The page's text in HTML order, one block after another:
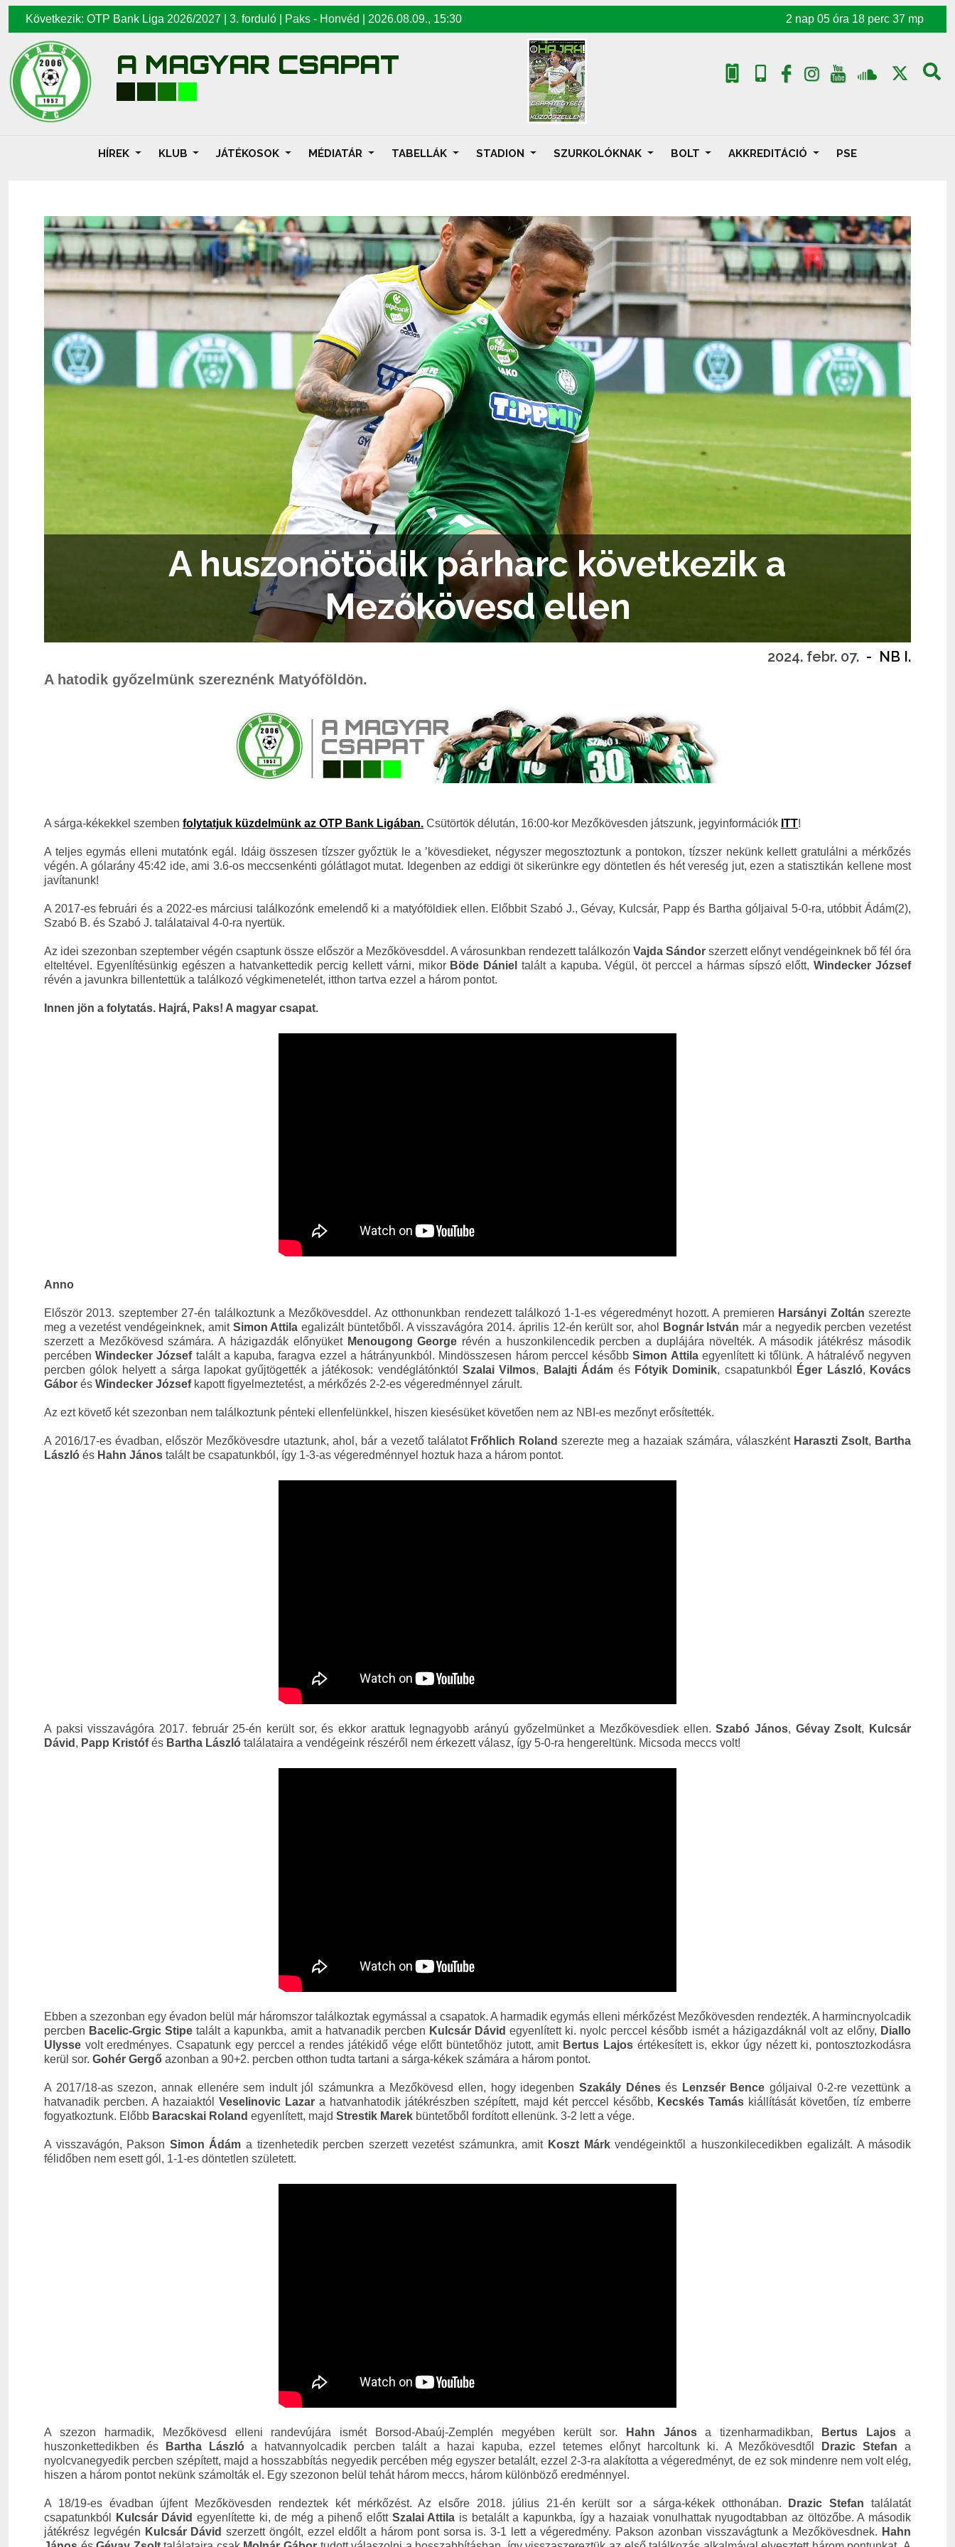
Következik: OTP Bank Liga 2026/2027 | 3. forduló | Paks - Honvéd 2026.08.09., 15:30 2 nap 05 óra 18 perc 36 mp
A MAGYAR CSAPAT
HÍREK KLUB JÁTÉKOSOK MÉDIATÁR TABELLÁK STADION SZURKOLÓKNAK BOLT AKKREDITÁCIÓ PSE
A huszonötödik párharc következik a
Mezőkövesd ellen
2024. febr. 07. - NB I.
A hatodik győzelmünk szereznénk Matyóföldön.
A sárga-kékekkel szemben folytatjuk küzdelmünk az OTP Bank Ligában. Csütörtök délután, 16:00-kor Mezőkövesden játszunk, jegyinformációk ITT!
A teljes egymás elleni mutatónk egál. Idáig összesen tízszer győztük le a ’kövesdieket, négyszer megosztoztunk a pontokon, tízszer nekünk kellett gratulálni a mérkőzés
végén. A gólarány 45:42 ide, ami 3.6-os meccsenkénti gólátlagot mutat. Idegenben az eddigi öt sikerünkre egy döntetlen és hét vereség jut, ezen a statisztikán kellene most
javítanunk!
A 2017-es februári és a 2022-es márciusi találkozónk emelendő ki a matyóföldiek ellen. Előbbit Szabó J., Gévay, Kulcsár, Papp és Bartha góljaival 5-0-ra, utóbbit Ádám(2),
Szabó B. és Szabó J. találataival 4-0-ra nyertük.
Az idei szezonban szeptember végén csaptunk össze először a Mezőkövesddel. A városunkban rendezett találkozón Vajda Sándor szerzett előnyt vendégeinknek bő fél óra
elteltével. Egyenlítésünkig egészen a hatvankettedik percig kellett várni, mikor Böde Dániel talált a kapuba. Végül, öt perccel a hármas sípszó előtt,Windecker József
révén a javunkra billentettük a találkozó végkimenetelét, itthon tartva ezzel a három pontot.
Innen jön a folytatás. Hajrá, Paks! A magyar csapat.
Anno
Először 2013. szeptember 27-én találkoztunk a Mezőkövesddel. Az otthonunkban rendezett találkozó 1-1-es végeredményt hozott. A premieren Harsányi Zoltán szerezte
meg a vezetést vendégeinknek, amit Simon Attila egalizált büntetőből. A visszavágóra 2014. április 12-én került sor, ahol Bognár István már a negyedik percben vezetést
szerzett a Mezőkövesd számára. A házigazdák előnyüket Menougong George révén a huszonkilencedik percben a duplájára növelték. A második játékrész második
percébenWindecker Józseftalált a kapuba, faragva ezzel a hátrányunkból. Mindösszesen három perccel későbbSimon Attilaegyenlített ki tőlünk. A hátralévő negyven
percben gólok helyett a sárga lapokat gyűjtögették a játékosok: vendéglátónktól Szalai Vilmos, Balajti Ádám és Fótyik Dominik, csapatunkból Éger László, Kovács
Gábor és Windecker József kapott figyelmeztetést, a mérkőzés 2-2-es végeredménnyel zárult.
Az ezt követő két szezonban nem találkoztunk pénteki ellenfelünkkel, hiszen kiesésüket követően nem az NBI-es mezőnyt erősítették.
A 2016/17-es évadban, először Mezőkövesdre utaztunk, ahol, bár a vezető találatot Frőhlich Roland szerezte meg a hazaiak számára, válaszként Haraszti Zsolt, Bartha
László és Hahn János talált be csapatunkból, így 1-3-as végeredménnyel hoztuk haza a három pontot.
A paksi visszavágóra 2017. február 25-én került sor, és ekkor arattuk legnagyobb arányú győzelmünket a Mezőkövesdiek ellen. Szabó János, Gévay Zsolt,
Kulcsár
Dávid , Papp Kristófés Bartha László találataira a vendégeink részéről nem érkezett válasz, így 5-0-ra hengereltünk. Micsoda meccs volt!
Ebben a szezonban egy évadon belül már háromszor találkoztak egymással a csapatok. A harmadik egymás elleni mérkőzést Mezőkövesden rendezték. A harmincnyolcadik
percben Bacelic-Grgic Stipe talált a kapunkba, amit a hatvanadik percben Kulcsár Dávid egyenlített ki. nyolc perccel később ismét a házigazdáknál volt az előny, Diallo
Ulysse volt eredményes. Csapatunk egy perccel a rendes játékidő vége előtt büntetőhöz jutott, amit Bertus Lajos értékesített is, ekkor úgy nézett ki, pontosztozkodásra
kerül sor. Gohér Gergő azonban a 90+2. percben otthon tudta tartani a sárga-kékek számára a három pontot.
A 2017/18-as szezon, annak ellenére sem indult jól számunkra a Mezőkövesd ellen, hogy idegenben Szakály Dénesés Lenzsér Bence góljaival 0-2-re vezettünk a
hatvanadik percben. A hazaiaktólVeselinovic Lazar a hatvanhatodik játékrészben szépített, majd két perccel később, Kecskés Tamáskiállítását követően, tíz emberre
fogyatkoztunk. Előbb Baracskai Roland egyenlített, majd Strestik Marek büntetőből fordított ellenünk. 3-2 lett a vége.
A visszavágón, Pakson Simon Ádám a tizenhetedik percben szerzett vezetést számunkra, amit Koszt Márk vendégeinktől a huszonkilecedikben egalizált. A második
félidőben nem esett gól, 1-1-es döntetlen született.
A szezon harmadik, Mezőkövesd elleni randevújára ismét Borsod-Abaúj-Zemplén megyében került sor. Hahn Jánosa tizenharmadikban, Bertus Lajos a
huszonkettedikben és
Bartha Lászlóa hatvannyolcadik percben talált a hazai kapuba, ezzel tetemes előnyt harcoltunk ki. A Mezőkövesdtől Drazic Stefan
a
nyolcvanegyedik percben szépített, majd a hosszabbítás negyedik percében még egyszer betalált, ezzel 2-3-ra alakította a végeredményt, de ez sok mindenre nem volt elég,
hiszen a három pontot nekünk számolták el. Egy szezonon belül tehát három meccs, három különböző eredménnyel.
A 18/19-es évadban újfent Mezőkövesden rendeztek két mérkőzést. Az elsőre 2018. július 21-én került sor a sárga-kékek otthonában. Drazic Stefan találatát
csapatunkból
Kulcsár Dávid egyenlítette ki, de még a pihenő előtt Szalai Attila is betalált a kapunkba, így a hazaiak vonulhattak nyugodtabban az öltözőbe. A második
játékrész legvégén Kulcsár Dávid szerzett öngólt, ezzel eldőlt a három pont sorsa is. 3-1 lett a végeredmény. Pakson azonban visszavágtunk a Mezőkövesdnek. Hahn